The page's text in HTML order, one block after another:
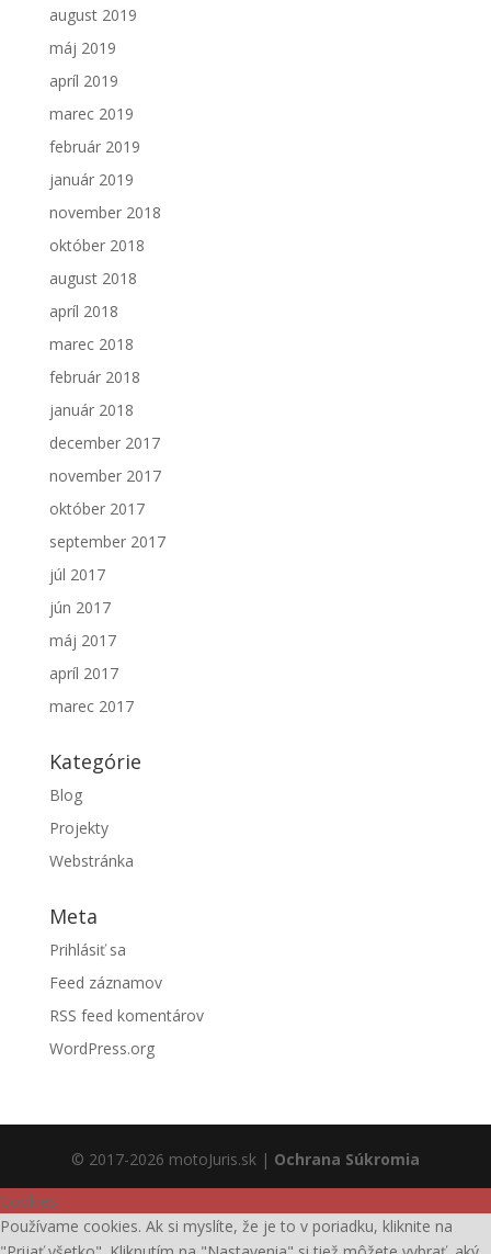
august 2019
máj 2019
apríl 2019
marec 2019
február 2019
január 2019
november 2018
október 2018
august 2018
apríl 2018
marec 2018
február 2018
január 2018
december 2017
november 2017
október 2017
september 2017
júl 2017
jún 2017
máj 2017
apríl 2017
marec 2017
Kategórie
Blog
Projekty
Webstránka
Meta
Prihlásiť sa
Feed záznamov
RSS feed komentárov
WordPress.org
© 2017-2026 motoJuris.sk | Ochrana Súkromia
Cookies
Používame cookies. Ak si myslíte, že je to v poriadku, kliknite na